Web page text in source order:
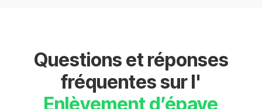
Questions et réponses
fréquentes sur l'
Enlèvement d’épave